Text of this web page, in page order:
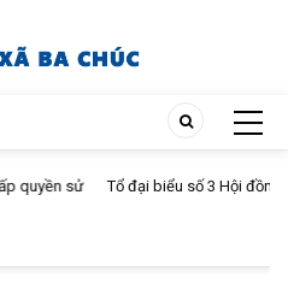
Tổ đại biểu số 3 Hội đồng nhân dân xã